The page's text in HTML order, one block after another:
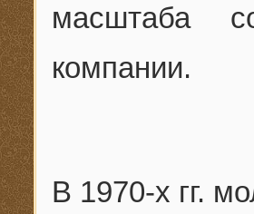
масштаба
компании.
В 1970-х гг.